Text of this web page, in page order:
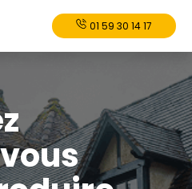
01 59 30 14 17